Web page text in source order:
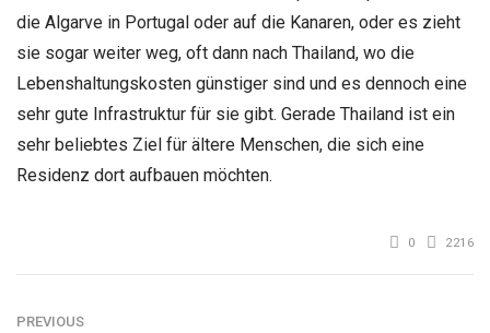
die Algarve in Portugal oder auf die Kanaren, oder es zieht
sie sogar weiter weg, oft dann nach Thailand, wo die
Lebenshaltungskosten günstiger sind und es dennoch eine
sehr gute Infrastruktur für sie gibt. Gerade Thailand ist ein
sehr beliebtes Ziel für ältere Menschen, die sich eine
Residenz dort aufbauen möchten.
0 2216
PREVIOUS